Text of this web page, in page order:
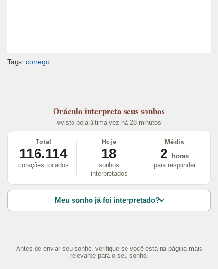
Tags: corrego
Oráculo interpreta seus sonhos
visto pela última vez há 28 minutos
Total
116.114
corações tocados
Hoje
18
sonhos
interpretados
Média
2
horas
para responder
Meu sonho já foi interpretado?
Antes de enviar seu sonho, verifique se você está na página mais
relevante para o seu sonho.